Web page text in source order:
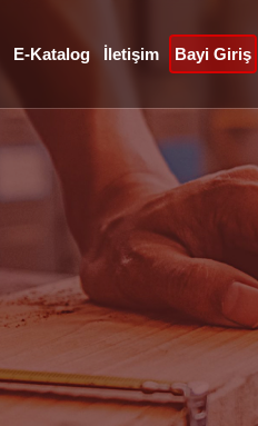
E-Katalog İletişim Bayi Giriş